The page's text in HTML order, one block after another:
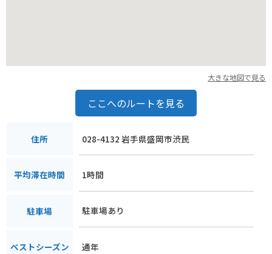
た新鮮な野菜や果物も販売されているので、お土産にもおすす
見どころとしては、道の駅に併設されている「賢治の学校」が
できる施設です。また、道の駅の敷地内には、銀河鉄道の夜を
バイクでのツーリングで訪れる際は、周辺のワインディングロ
ワインディングロードとして知られており、バイク乗りにはお
すすめです。ただし、冬季は積雪のため通行止めとなるので、
大きな地図で見る
ここへのルートを見る
住所 028-4132 岩手県盛岡市渋民
平均滞在時間 1時間
駐車場 駐車場あり
ベストシーズン 通年